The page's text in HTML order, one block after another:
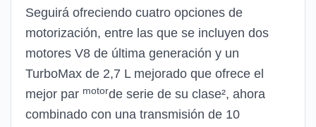
Seguirá ofreciendo cuatro opciones de
motorización, entre las que se incluyen dos
motores V8 de última generación y un
TurboMax de 2,7 L mejorado que ofrece el
mejor par motorde serie de su clase², ahora
combinado con una transmisión de 10